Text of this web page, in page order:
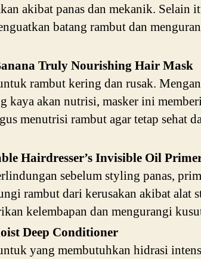
akibat panas dan mekanik. Selain
batang rambut dan
Truly Nourishing Hair Mask
rambut kering dan rusak.
kaya akan nutrisi, masker ini
menutrisi rambut agar tetap sehat
Hairdresser’s Invisible Oil
sebelum styling panas,
rambut dari kerusakan akibat alat
kelembapan dan mengurangi
Deep Conditioner
yang membutuhkan hidrasi